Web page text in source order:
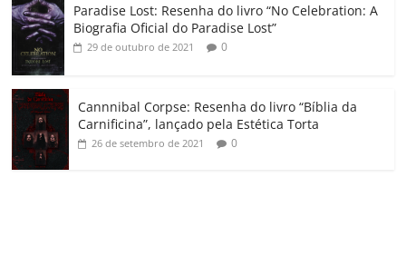
Paradise Lost: Resenha do livro “No Celebration: A
Biografia Oficial do Paradise Lost”
29 de outubro de 2021 0
Cannnibal Corpse: Resenha do livro “Bíblia da
Carnificina”, lançado pela Estética Torta
26 de setembro de 2021 0